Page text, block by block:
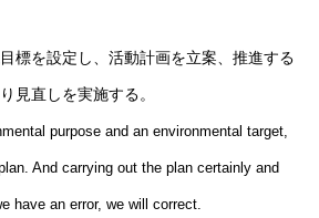
標を設定し、活動計画を立案、推進する
見直しを実施する。
purpose and an environmental target,
And carrying out the plan certainly and
have an error, we will correct.